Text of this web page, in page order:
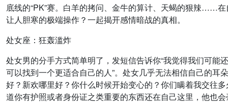
底线的“PK”赛。白羊的拷问、金牛的算计、天蝎的狠辣……
让人胆寒的极端操作？一起揭开感情暗战的真相。
处女座：狂轰滥炸
处女男的分手方式简单明了，发短信告诉你“我觉得我们可能
可以找到一个更适合自己的人”。处女几乎无法相信自己的
好？新欢哪里好？你什么时候开始变心的？你们瞒着我交往
道你有护照或者身份证之类重要的东西还在自己这里，他也